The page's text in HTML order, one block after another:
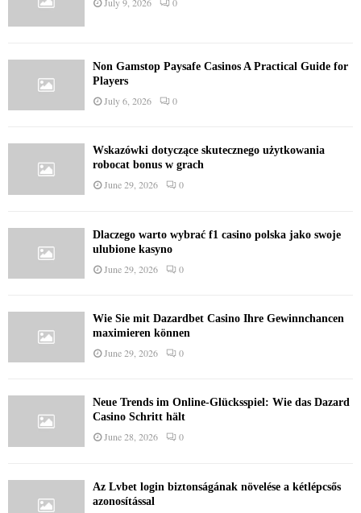
Non Gamstop Paysafe Casinos A Practical Guide for
Players
July 6, 2026 0
Wskazówki dotyczące skutecznego użytkowania
robocat bonus w grach
June 29, 2026 0
Dlaczego warto wybrać f1 casino polska jako swoje
ulubione kasyno
June 29, 2026 0
Wie Sie mit Dazardbet Casino Ihre Gewinnchancen
maximieren können
June 29, 2026 0
Neue Trends im Online-Glücksspiel: Wie das Dazard
Casino Schritt hält
June 28, 2026 0
Az Lvbet login biztonságának növelése a kétlépcsős
azonosítással